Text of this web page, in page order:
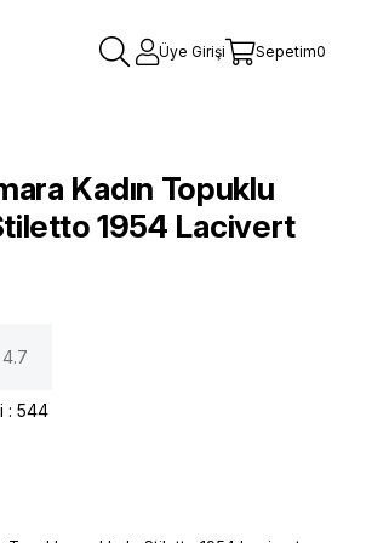
Üye Girişi Sepetim0
Kadın Topuklu
1954 Lacivert
4.7
: 544